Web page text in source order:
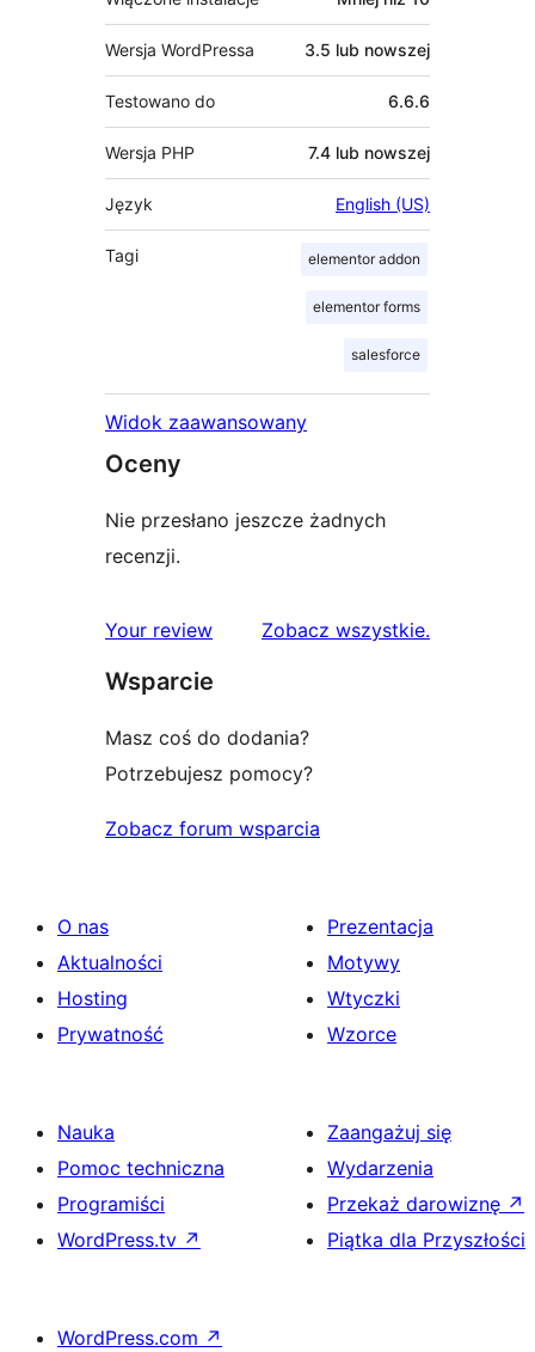
Wersja WordPressa 3.5 lub nowszej
Testowano do 6.6.6
Wersja PHP 7.4 lub nowszej
Język English (US)
Tagi elementor addon
elementor forms
salesforce
Widok zaawansowany
Oceny
Nie przesłano jeszcze żadnych
recenzji.
Your review Zobacz wszystkierecenzje
.
Wsparcie
Masz coś do dodania?
Potrzebujesz pomocy?
Zobacz forum wsparcia
O nas
Aktualności
Hosting
Prywatność
Prezentacja
Motywy
Wtyczki
Wzorce
Nauka
Pomoc techniczna
Programiści
WordPress.tv ↗
Zaangażuj się
Wydarzenia
Przekaż darowiznę ↗
Piątka dla Przyszłości
WordPress.com ↗